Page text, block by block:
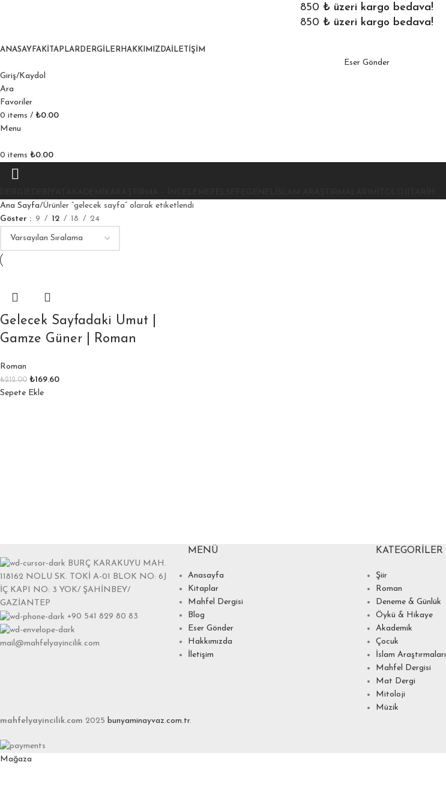
850 ₺ üzeri kargo bedava!
850 ₺ üzeri kargo bedava!
ANASAYFA KITAPLAR DERGILER HAKKIMIZDA İLETIŞIM
Eser Gönder
Giriş/Kaydol
Ara
Favoriler
0 items / ₺0.00
Menu
0 items ₺0.00
Ana Sayfa Ürünler “gelecek sayfa” olarak etiketlendi
Göster
9 12 18 24
Gelecek Sayfadaki Umut |
Gamze Güner | Roman
Roman
₺212.00 ₺169.60
Sepete Ekle
BURÇ KARAKUYU MAH.
118162 NOLU SK. TOKİ A-01 BLOK NO: 6J
İÇ KAPI NO: 3 YOK/ ŞAHİNBEY/
GAZİANTEP
+90 541 829 80 83
mail@mahfelyayincilik.com
MENÜ
Anasayfa
Kitaplar
Mahfel Dergisi
Blog
Eser Gönder
Hakkımızda
İletişim
KATEGORILER
Şiir
Roman
Deneme & Günlük
Öykü & Hikaye
Akademik
Çocuk
İslam Araştırmaları
Mahfel Dergisi
Mat Dergi
Mitoloji
Müzik
mahfelyayincilik.com 2025 bunyaminayvaz.com.tr.
Mağaza